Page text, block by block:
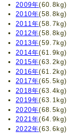
2009年(60.8kg)
2010年(58.8kg)
2011年(58.7kg)
2012年(58.8kg)
2013年(59.7kg)
2014年(61.9kg)
2015年(63.2kg)
2016年(61.2kg)
2017年(65.5kg)
2018年(63.4kg)
2019年(63.1kg)
2020年(68.5kg)
2021年(64.9kg)
2022年(63.6kg)